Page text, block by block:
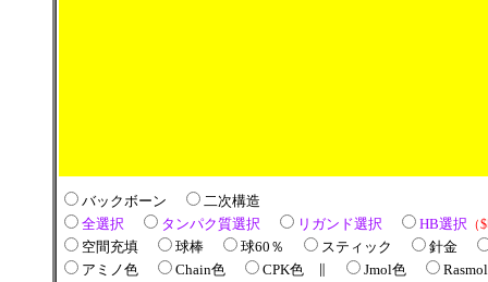
バックボーン
二次構造
全選択
タンパク質選択 リガンド選択 HB選択
空間充填 球棒 球60％ スティック
針金
アミノ色
Chain色 CPK色 ∥ Jmol色